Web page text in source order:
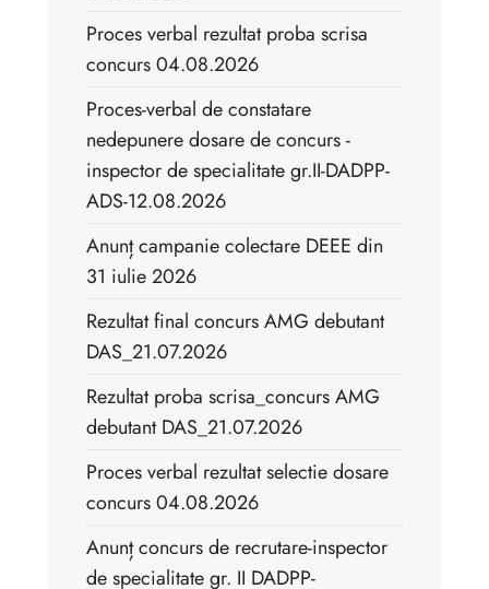
Proces verbal rezultat proba scrisa
concurs 04.08.2026
Proces-verbal de constatare
nedepunere dosare de concurs -
inspector de specialitate gr.II-DADPP-
ADS-12.08.2026
Anunț campanie colectare DEEE din
31 iulie 2026
Rezultat final concurs AMG debutant
DAS_21.07.2026
Rezultat proba scrisa_concurs AMG
debutant DAS_21.07.2026
Proces verbal rezultat selectie dosare
concurs 04.08.2026
Anunț concurs de recrutare-inspector
de specialitate gr. II DADPP-